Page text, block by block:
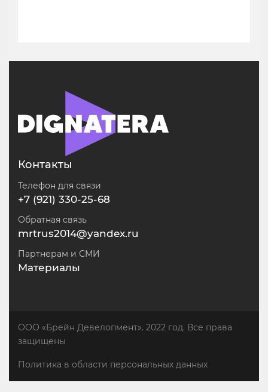
Контакты
Телефон для связи
+7 (921) 330-25-68
Обратная связь
mrtrus2014@yandex.ru
Партнерам и СМИ
Материалы
ООО «Брейн Девелопмент». 2022 год. Все права
защищены
Политика в области персональных данных